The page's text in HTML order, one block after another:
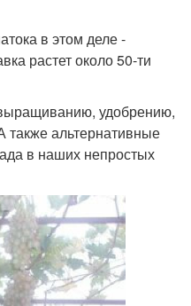
в этом деле -
растет около 50-ти
удобрению,
также альтернативные
в наших непростых